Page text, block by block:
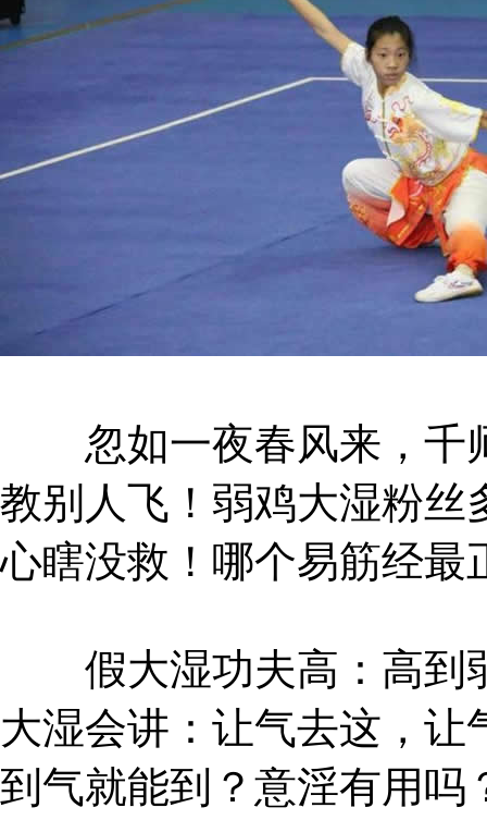
忽如一夜春风来，千
教别人飞！弱鸡大湿粉丝
心瞎没救！哪个易筋经最
假大湿功夫高：高到
大湿会讲：让气去这，
到气就能到？意淫有用吗